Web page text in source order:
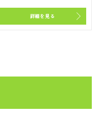
詳細を見る